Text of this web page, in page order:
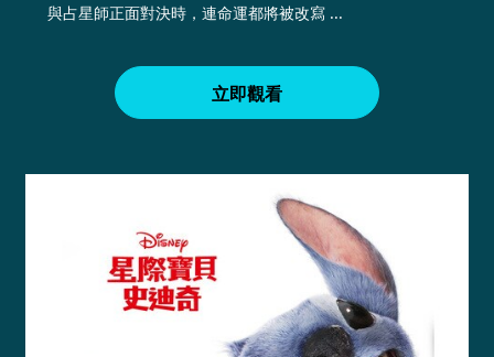
與占星師正面對決時，連命運都將被改寫 ...
立即觀看